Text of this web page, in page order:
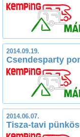
2014.09.19.
Csendesparty
2014.06.07.
Tisza-tavi